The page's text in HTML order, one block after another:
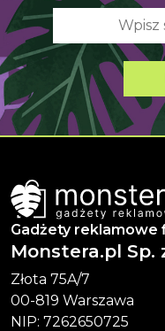
Gadżety reklamowe
Monstera.pl Sp.
Złota 75A/7
00-819 Warszawa
NIP: 7262650725